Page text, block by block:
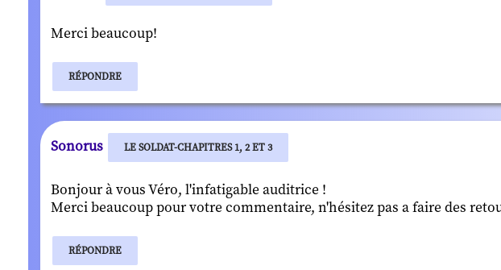
Merci beaucoup!
RÉPONDRE
Sonorus LE SOLDAT-CHAPITRES 1, 2 ET 3
Bonjour à vous Véro, l'infatigable auditrice !
Merci beaucoup pour votre commentaire, n'hésitez pas a faire des
RÉPONDRE